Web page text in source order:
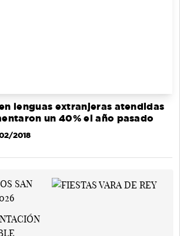
lenguas extranjeras atendidas
un 40% el año pasado
2018